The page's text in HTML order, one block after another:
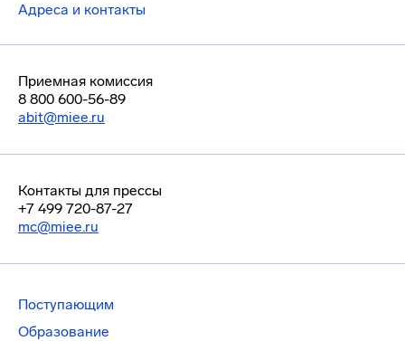
Адреса и контакты
Приемная комиссия
8 800 600-56-89
abit@miee.ru
Контакты для прессы
+7 499 720-87-27
mc@miee.ru
Поступающим
Образование